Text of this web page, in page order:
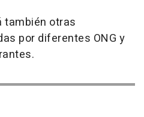
también otras
por diferentes ONG y